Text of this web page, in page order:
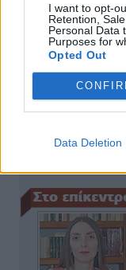
I want to opt-
Retention,
Personal Data
Purposes for
Opted Out
Data Deletion